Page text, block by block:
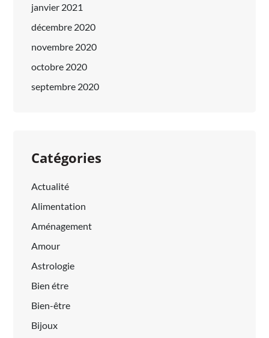
janvier 2021
décembre 2020
novembre 2020
octobre 2020
septembre 2020
Catégories
Actualité
Alimentation
Aménagement
Amour
Astrologie
Bien étre
Bien-être
Bijoux